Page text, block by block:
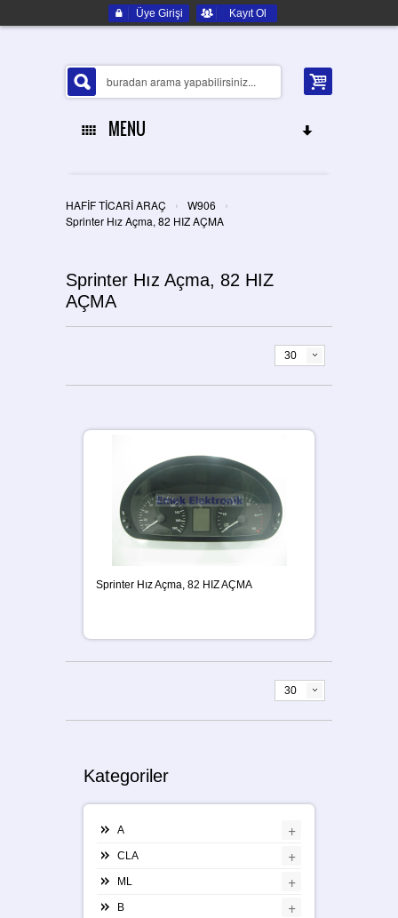
Üye Girişi Kayıt Ol
MENU
HAKKIMIZDA
İLETIŞIM
HAFİF TİCARİ ARAÇ › W906
›
Sprinter Hız Açma, 82 HIZ AÇMA
Sprinter Hız Açma, 82 HIZ
AÇMA
30
Sprinter Hız Açma, 82 HIZ AÇMA
30
Kategoriler
A +
CLA +
ML +
B +